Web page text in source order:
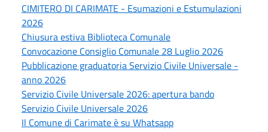
CIMITERO DI CARIMATE - Esumazioni e Estumulazioni
2026
Chiusura estiva Biblioteca Comunale
Convocazione Consiglio Comunale 28 Luglio 2026
Pubblicazione graduatoria Servizio Civile Universale -
anno 2026
Servizio Civile Universale 2026: apertura bando
Servizio Civile Universale 2026
Il Comune di Carimate è su Whatsapp